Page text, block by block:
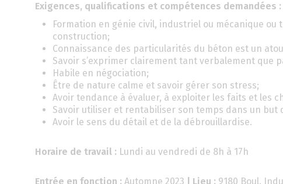
Exigences, qualifications et compétences demandées :
Formation en génie civil, industriel ou mécanique
construction;
Connaissance des particularités du béton est un
Savoir s’exprimer clairement tant verbalement que
Habile en négociation;
Être de nature calme et savoir gérer son stress;
Avoir tendance à évaluer, à exploiter les faits et les
Savoir utiliser et rentabiliser son temps dans un but
Avoir le sens du détail et de la débrouillardise.
Horaire de travail : Lundi au vendredi de 8h à 17h
Entrée en fonction : Automne 2023 | Lieu : 9180 Boul.